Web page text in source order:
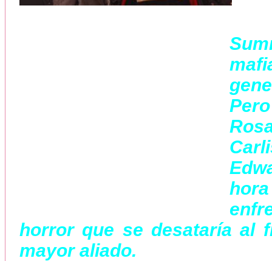
horror que se desataría al
mayor aliado.